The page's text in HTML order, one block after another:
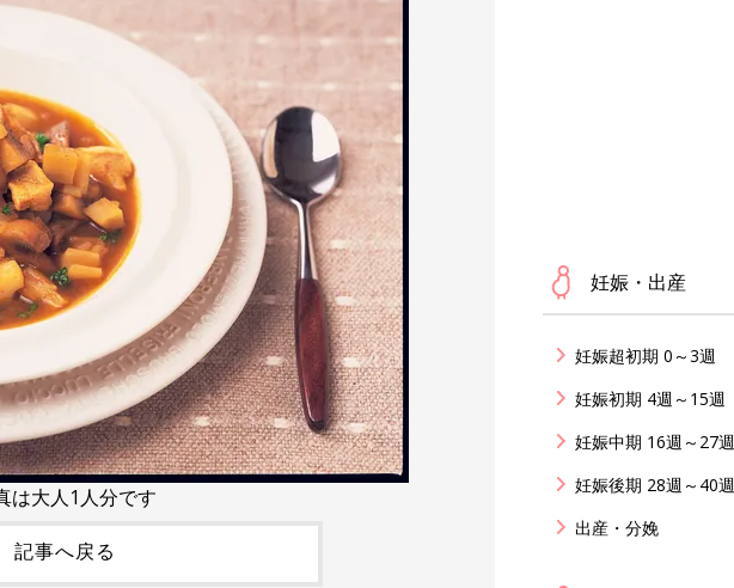
は大人1人分です
記事へ戻る
妊娠・出産
妊娠超初期 0～3週
妊娠初期 4週～15週
妊娠中期 16週～27週
妊娠後期 28週～40週
出産・分娩